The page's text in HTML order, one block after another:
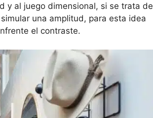
y al juego dimensional, si se trata de
una amplitud, para esta idea
el contraste.